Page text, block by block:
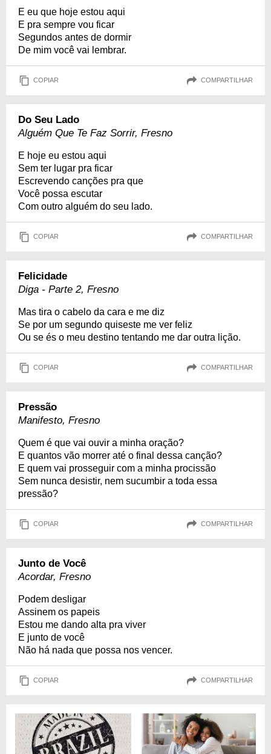
E eu que hoje estou aqui
E pra sempre vou ficar
Segundos antes de dormir
De mim você vai lembrar.
COPIAR COMPARTILHAR
Do Seu Lado
Alguém Que Te Faz Sorrir, Fresno
E hoje eu estou aqui
Sem ter lugar pra ficar
Escrevendo canções pra que
Você possa escutar
Com outro alguém do seu lado.
COPIAR COMPARTILHAR
Felicidade
Diga - Parte 2, Fresno
Mas tira o cabelo da cara e me diz
Se por um segundo quiseste me ver feliz
Ou se és o meu destino tentando me dar outra lição.
COPIAR COMPARTILHAR
Pressão
Manifesto, Fresno
Quem é que vai ouvir a minha oração?
E quantos vão morrer até o final dessa canção?
E quem vai prosseguir com a minha procissão
Sem nunca desistir, nem sucumbir a toda essa
pressão?
COPIAR COMPARTILHAR
Junto de Você
Acordar, Fresno
Podem desligar
Assinem os papeis
Estou me dando alta pra viver
E junto de você
Não há nada que possa nos vencer.
COPIAR COMPARTILHAR